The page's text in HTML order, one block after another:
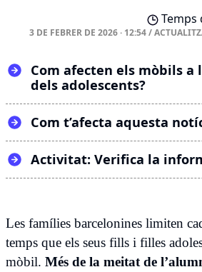
Temps
3 DE FEBRER DE 2026 · 12:54/
Com afecten els mòbils
dels adolescents?
Com t’afecta aquesta
Activitat: Verifica la
Les famílies barcelonines limiten
temps que els seus fills i filles
mòbil. Més de la meitat de